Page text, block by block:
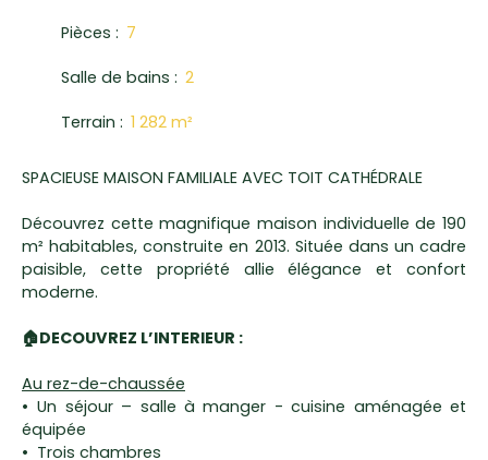
Pièces : 7
Salle de bains : 2
Terrain : 1 282 m²
SPACIEUSE MAISON FAMILIALE AVEC TOIT CATHÉDRALE
Découvrez cette magnifique maison individuelle de 190
m² habitables, construite en 2013. Située dans un cadre
paisible, cette propriété allie élégance et confort
moderne.
🏠DECOUVREZ L’INTERIEUR :
Au rez-de-chaussée
Un séjour – salle à manger - cuisine aménagée et
équipée
Trois chambres